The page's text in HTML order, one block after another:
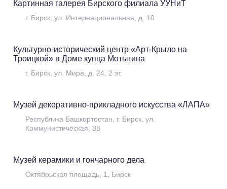
Картинная галерея Бирского филиала УУНиТ
г. Бирск, ул. Интернациональная, д. 10
Культурно-исторический центр «Арт-Крыло на
Троицкой» в Доме купца Мотыгина
г. Бирск, ул. Мира, д. 24, 2 эт.
Музей декоративно-прикладного искусства «ЛАПА»
Республика Башкортостан, г. Бирск, ул.
Коммунистическая, 38
Музей керамики и гончарного дела
Октябрьская площадь, 1, Бирск